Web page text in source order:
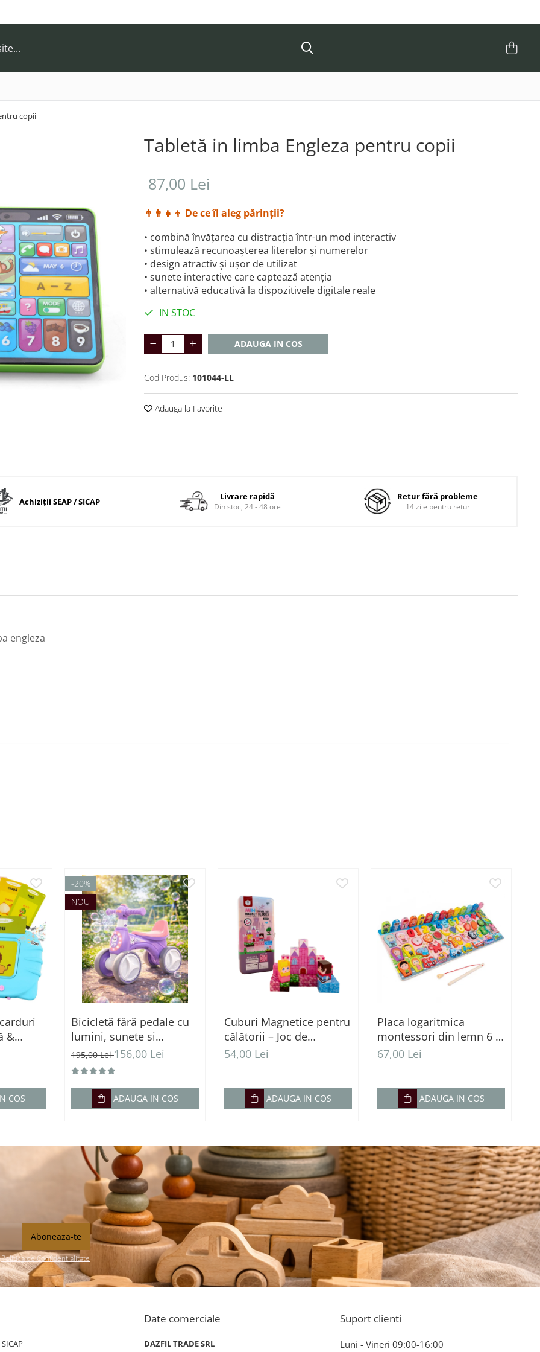
copii
Tabletă in limba Engleza pentru copii
87,00 Lei
👨‍👩‍👧‍👦 De ce îl aleg părinții?
• combină învățarea cu distracția într-un mod interactiv
• stimulează recunoașterea literelor și numerelor
• design atractiv și ușor de utilizat
• sunete interactive care captează atenția
• alternativă educativă la dispozitivele digitale reale
IN STOC
ADAUGA IN COS
Cod Produs: 101044-LL
Adauga la Favorite
Achiziții SEAP / SICAP Livrare rapidă
Din stoc, 24 - 48 ore
Retur fără probleme
14 zile pentru retur
engleza
&
COS
-20%
NOU
Bicicletă fără pedale cu
lumini, sunete si
baloane de sapun - roz
195,00 Lei156,00 Lei
ADAUGA IN COS
Cuburi Magnetice pentru
călătorii – Joc de
Construcție STEM, 3 ani+
54,00 Lei
ADAUGA IN COS
Placa logaritmica
montessori din lemn 6 in
1
67,00 Lei
ADAUGA IN COS
Politica de Confidentialitate
Date comerciale
DAZFIL TRADE SRL
Suport clienti
Luni - Vineri 09:00-16:00